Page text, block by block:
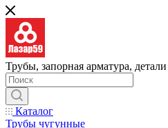
Трубы, запорная арматура,
Каталог
Трубы чугунные